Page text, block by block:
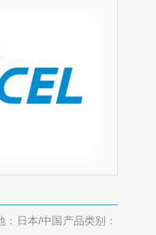
日本/中国产品类别：